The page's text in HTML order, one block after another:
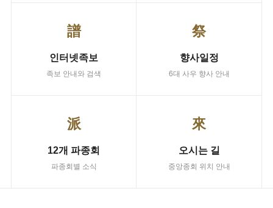
譜
인터넷족보
족보 안내와 검색
祭
향사일정
6대 사우 향사 안내
派
12개 파종회
파종회별 소식
來
오시는 길
중앙종회 위치 안내